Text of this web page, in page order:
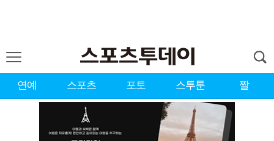
연예 스포츠 포토 스투툰 짤